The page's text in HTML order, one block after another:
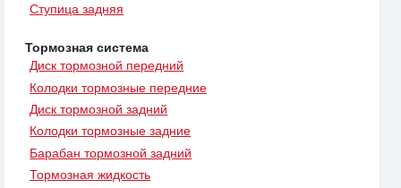
Ступица задняя
Тормозная система
Диск тормозной передний
Колодки тормозные передние
Диск тормозной задний
Колодки тормозные задние
Барабан тормозной задний
Тормозная жидкость